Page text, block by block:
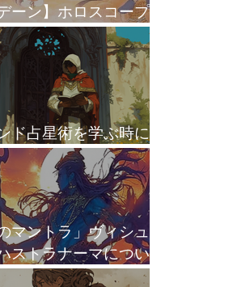
ーン】ホロスコープ
ーで皇位継承を読む
ド占星術を学ぶ時に
いること
マントラ」ヴィシュ
ストラナーマについ